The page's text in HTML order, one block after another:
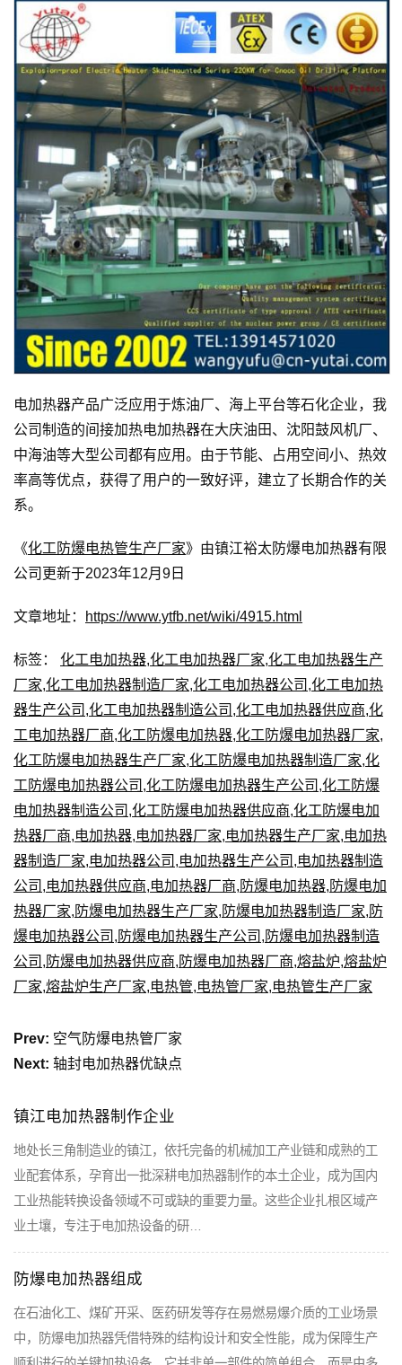
电加热器产品广泛应用于炼油厂、海上平台等石化企业，我
公司制造的间接加热电加热器在大庆油田、沈阳鼓风机厂、
中海油等大型公司都有应用。由于节能、占用空间小、热效
率高等优点，获得了用户的一致好评，建立了长期合作的关
系。
《化工防爆电热管生产厂家》由镇江裕太防爆电加热器有限
公司更新于2023年12月9日
文章地址： https://www.ytfb.net/wiki/4915.html
标签： 化工电加热器,化工电加热器厂家,化工电加热器生产
厂家,化工电加热器制造厂家,化工电加热器公司 ,化工电加热
器生产公司 ,化工电加热器制造公司 ,化工电加热器供应商,化
工电加热器厂商,化工防爆电加热器,化工防爆电加热器厂家,
化工防爆电加热器生产厂家,化工防爆电加热器制造厂家,化
工防爆电加热器公司 ,化工防爆电加热器生产公司 ,化工防爆
电加热器制造公司 ,化工防爆电加热器供应商,化工防爆电加
热器厂商,电加热器,电加热器厂家,电加热器生产厂家,电加热
器制造厂家,电加热器公司 ,电加热器生产公司 ,电加热器制造
公司 ,电加热器供应商,电加热器厂商, 防爆电加热器, 防爆电加
热器厂家, 防爆电加热器生产厂家, 防爆电加热器制造厂家, 防
爆电加热器公司 , 防爆电加热器生产公司 , 防爆电加热器制造
公司 , 防爆电加热器供应商, 防爆电加热器厂商,熔盐炉,熔盐炉
厂家,熔盐炉生产厂家,电热管,电热管厂家,电热管生产厂家
Prev: 空气防爆电热管厂家
Next: 轴封电加热器优缺点
镇江电加热器制作企业
地处长三角制造业的镇江，依托完备的机械加工产业链和成熟的工
业配套体系，孕育出一批深耕电加热器制作的本土企业，成为国内
工业热能转换设备领域不可或缺的重要力量。这些企业扎根区域产
业土壤，专注于电加热设备的研…
防爆电加热器组成
在石油化工、煤矿开采、医药研发等存在易燃易爆介质的工业场景
中，防爆电加热器凭借特殊的结构设计和安全性能，成为保障生产